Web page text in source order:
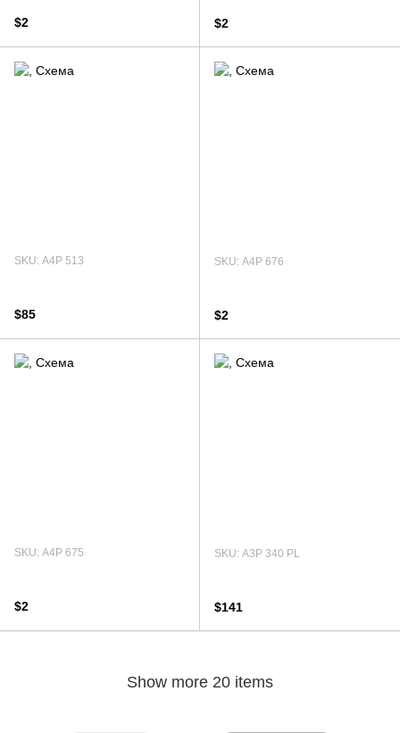
$2 $2
SKU: А4Р 513
$85
SKU: А4Р 676
$2
SKU: А4Р 675
$2
SKU: А3Р 340 PL
$141
Show more 20 items